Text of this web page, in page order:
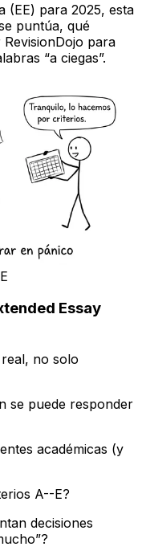
(EE) para 2025, esta
puntúa, qué
para
“a ciegas”.
Essay
no solo
se puede responder
académicas (y
A--E?
decisiones